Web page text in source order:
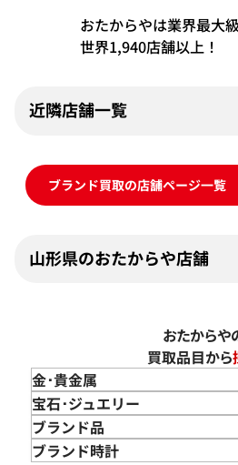
おたからやは業界最大
世界1,940店舗以上！
近隣店舗一覧
ブランド買取の店舗ページ一覧
山形県のおたからや店舗
おたからや
買取品目から
金･貴金属
金 買取
金のインゴット 買取
金のアクセサリー 買取
宝石･ジュエリー
宝石･ジュエリー買取
ダイヤモンド 買取
ブランド品
バッグ･小物 買取
ブランド時計